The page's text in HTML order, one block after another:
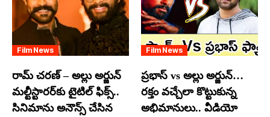
Film News
రామ్ చరణ్ – అల్లు అర్జున్
మల్టీస్టారర్​కు టైటిల్ ఫిక్స్..
సినిమాను అనౌన్స్ చేసిన
Film News
ప్రభాస్ vs అల్లు అర్జున్…
రక్తం వచ్చేలా కొట్టుకున్న
అభిమానులు.. వీడియో